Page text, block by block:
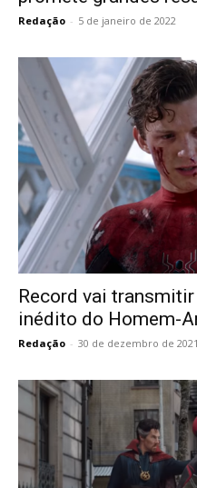
Redação - 5 de janeiro de 2022
Record vai
inédito do Homem-
Redação - 30 de dezembro de 2021